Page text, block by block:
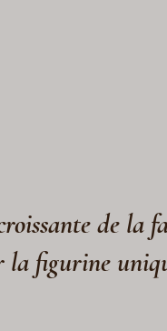
de la
la figurine